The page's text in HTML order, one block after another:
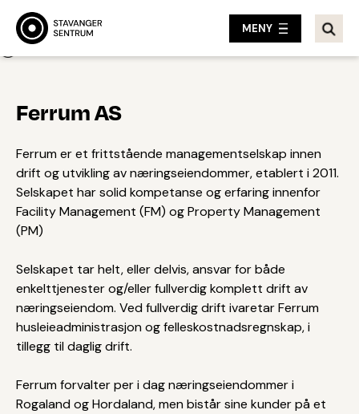
MENY
Ferrum AS
Ferrum er et frittstående managementselskap innen
drift og utvikling av næringseiendommer, etablert i 2011.
Selskapet har solid kompetanse og erfaring innenfor
Facility Management (FM) og Property Management
(PM)
Selskapet tar helt, eller delvis, ansvar for både
enkelttjenester og/eller fullverdig komplett drift av
næringseiendom. Ved fullverdig drift ivaretar Ferrum
husleieadministrasjon og felleskostnadsregnskap, i
tillegg til daglig drift.
Ferrum forvalter per i dag næringseiendommer i
Rogaland og Hordaland, men bistår sine kunder på et